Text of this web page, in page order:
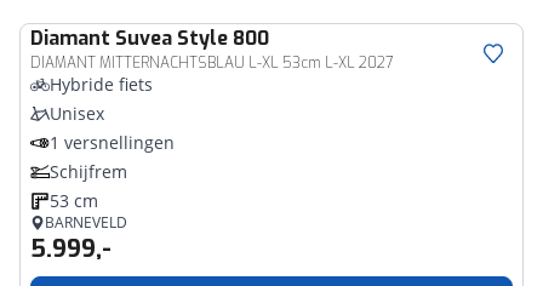
Diamant Suvea Style 800
DIAMANT MITTERNACHTSBLAU L-XL 53cm L-XL 2027
Hybride fiets
Unisex
1 versnellingen
Schijfrem
53 cm
BARNEVELD
5.999,-